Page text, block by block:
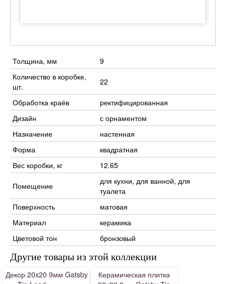
Толщина, мм
9
Количество в коробке,
шт.
22
Обработка краёв
ректифицированная
Дизайн
с орнаментом
Назначение
настенная
Форма
квадратная
Вес коробки, кг
12.65
Помещение
для кухни, для ванной, для
туалета
Поверхность
матовая
Материал
керамика
Цветовой тон
бронзовый
Другие товары из этой коллекции
Декор 20x20 9мм Gatsby
Керамическая плитка